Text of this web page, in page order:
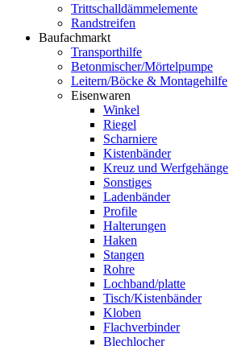
Trittschalldämmelemente
Randstreifen
Baufachmarkt
Transporthilfe
Betonmischer/Mörtelpumpe
Leitern/Böcke & Montagehilfe
Eisenwaren
Winkel
Riegel
Scharniere
Kistenbänder
Kreuz und Werfgehänge
Sonstiges
Ladenbänder
Profile
Halterungen
Haken
Stangen
Rohre
Lochband/platte
Tisch/Kistenbänder
Kloben
Flachverbinder
Blechlocher